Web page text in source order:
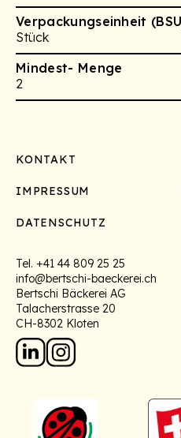
Verpackungseinheit
Stück
Mindest- Menge
2
Footer
KONTAKT
IMPRESSUM
DATENSCHUTZ
Tel. +41 44 809 25 25
info@bertschi-baeckerei.ch
Bertschi Bäckerei AG
Talacherstrasse 20
CH-8302 Kloten